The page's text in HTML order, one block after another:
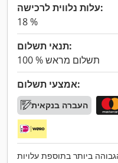
עלות נלווית לרכישה:
18 %
תנאי תשלום:
100 % תשלום מראש
אמצעי תשלום:
העברה בנקאית
ביותר בתוספת עלויות